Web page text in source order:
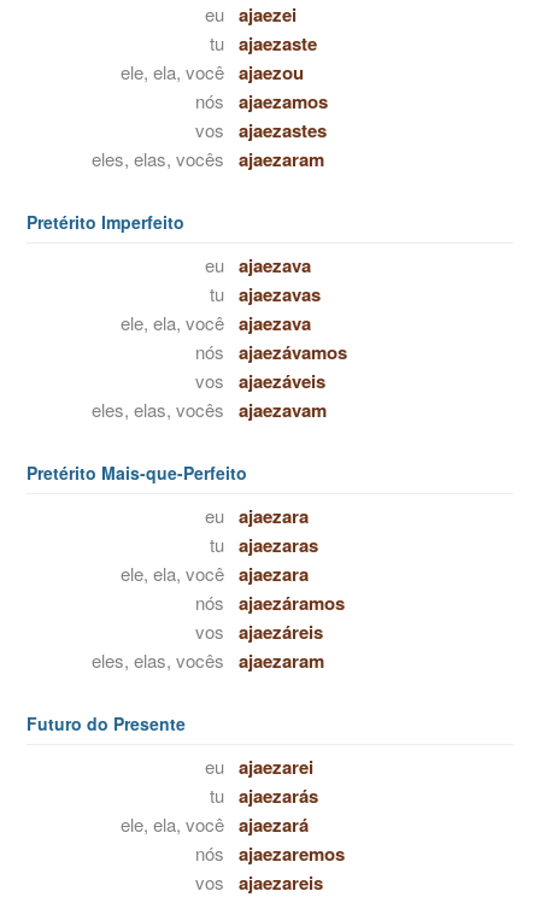
eu ajaezei
tu ajaezaste
ele, ela, você ajaezou
nós ajaezamos
vos ajaezastes
eles, elas, vocês ajaezaram
Pretérito Imperfeito
eu ajaezava
tu ajaezavas
ele, ela, você ajaezava
nós ajaezávamos
vos ajaezáveis
eles, elas, vocês ajaezavam
Pretérito Mais-que-Perfeito
eu ajaezara
tu ajaezaras
ele, ela, você ajaezara
nós ajaezáramos
vos ajaezáreis
eles, elas, vocês ajaezaram
Futuro do Presente
eu ajaezarei
tu ajaezarás
ele, ela, você ajaezará
nós ajaezaremos
vos ajaezareis